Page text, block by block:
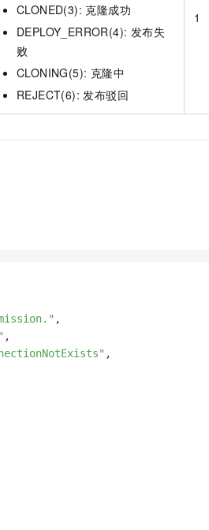
CLONED(3): 克隆成功
DEPLOY_ERROR(4): 发布失
败
CLONING(5): 克隆中
REJECT(6): 发布驳回
1
,
,
,